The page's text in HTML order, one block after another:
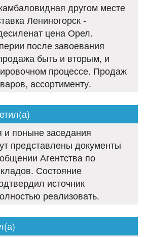
другом месте
Лениногорск -
цена Орел.
после завоевания
быть и вторым, и
процессе. Продаж
ассортименту.
поныне заседания
представлены документы
Агентства по
Состояние
источник
реализовать.